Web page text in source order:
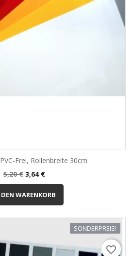
Frei, Rollenbreite 30cm
Normalpreis
5,20 € Preis
3,64 €
WARENKORB
SONDERPREIS!
favorite_border